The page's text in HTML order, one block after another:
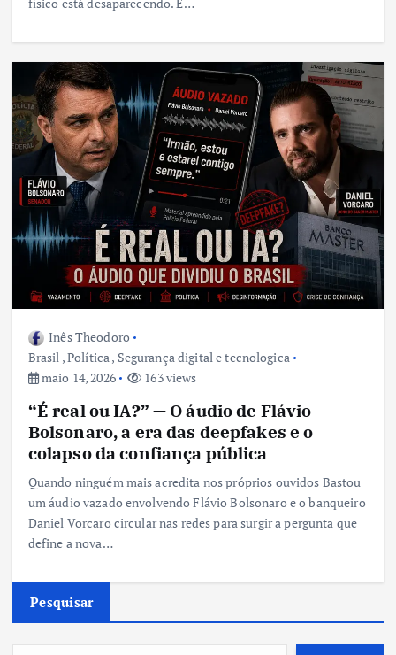
Inês Theodoro
Brasil ,Política , Segurança digital e tecnologica
maio 14, 2026
163 views
“É real ou IA?” — O áudio de Flávio
Bolsonaro, a era das deepfakes e o
colapso da confiança pública
Quando ninguém mais acredita nos próprios ouvidos Bastou
um áudio vazado envolvendo Flávio Bolsonaro e o banqueiro
Daniel Vorcaro circular nas redes para surgir a pergunta que
define a nova…
Pesquisar